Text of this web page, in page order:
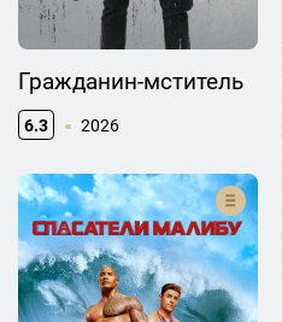
Гражданин-мститель
6.3 2026